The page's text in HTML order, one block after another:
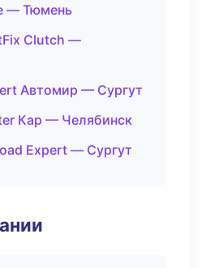
— Тюмень
Clutch —
Автомир — Сургут
Кар — Челябинск
Expert — Сургут